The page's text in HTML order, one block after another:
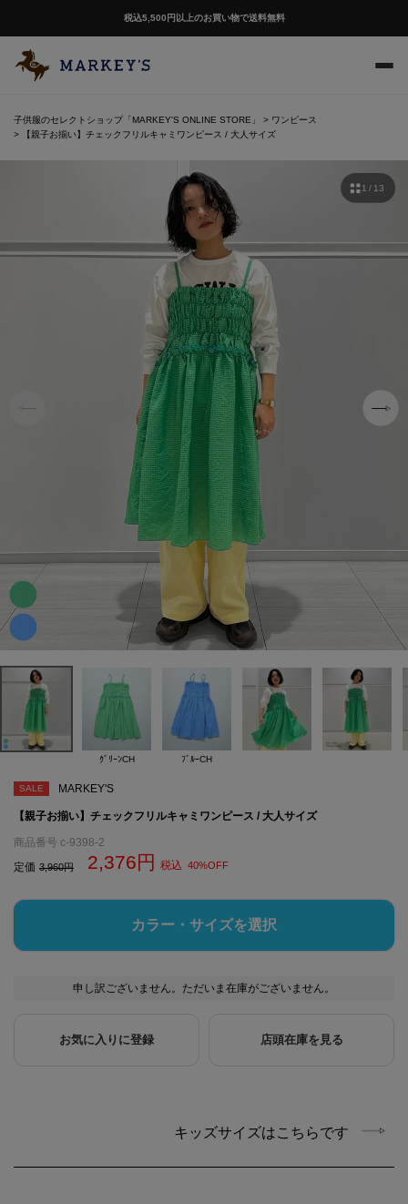
税込5,500円以上のお買い物で送料無料
子供服のセレクトショップ「MARKEY'S ONLINE STORE」
ワンピース
【親子お揃い】チェックフリルキャミワンピース / 大人サイズ
ｸﾞﾘｰﾝCH ﾌﾞﾙｰCH
1 / 13
SALE MARKEY'S
【親子お揃い】チェックフリルキャミワンピース / 大人サイズ
商品番号 c-9398-2
定価 3,960 2,376 税込 40%OFF
カラー・サイズを選択
申し訳ございません。ただいま在庫がございません。
お気に入りに登録 店頭在庫を見る
キッズサイズはこちらです